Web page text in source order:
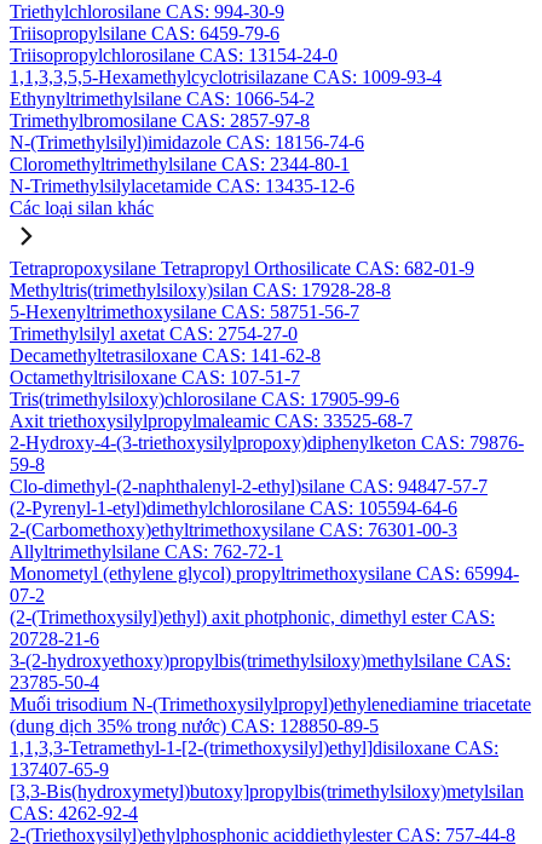
Triethylchlorosilane CAS: 994-30-9
Triisopropylsilane CAS: 6459-79-6
Triisopropylchlorosilane CAS: 13154-24-0
1,1,3,3,5,5-Hexamethylcyclotrisilazane CAS: 1009-93-4
Ethynyltrimethylsilane CAS: 1066-54-2
Trimethylbromosilane CAS: 2857-97-8
N-(Trimethylsilyl)imidazole CAS: 18156-74-6
Cloromethyltrimethylsilane CAS: 2344-80-1
N-Trimethylsilylacetamide CAS: 13435-12-6
Các loại silan khác
Tetrapropoxysilane Tetrapropyl Orthosilicate CAS: 682-01-9
Methyltris(trimethylsiloxy)silan CAS: 17928-28-8
5-Hexenyltrimethoxysilane CAS: 58751-56-7
Trimethylsilyl axetat CAS: 2754-27-0
Decamethyltetrasiloxane CAS: 141-62-8
Octamethyltrisiloxane CAS: 107-51-7
Tris(trimethylsiloxy)chlorosilane CAS: 17905-99-6
Axit triethoxysilylpropylmaleamic CAS: 33525-68-7
2-Hydroxy-4-(3-triethoxysilylpropoxy)diphenylketon CAS: 79876-
59-8
Clo-dimethyl-(2-naphthalenyl-2-ethyl)silane CAS: 94847-57-7
(2-Pyrenyl-1-etyl)dimethylchlorosilane CAS: 105594-64-6
2-(Carbomethoxy)ethyltrimethoxysilane CAS: 76301-00-3
Allyltrimethylsilane CAS: 762-72-1
Monometyl (ethylene glycol) propyltrimethoxysilane CAS: 65994-
07-2
(2-(Trimethoxysilyl)ethyl) axit photphonic, dimethyl ester CAS:
20728-21-6
3-(2-hydroxyethoxy)propylbis(trimethylsiloxy)methylsilane CAS:
23785-50-4
Muối trisodium N-(Trimethoxysilylpropyl)ethylenediamine triacetate
(dung dịch 35% trong nước) CAS: 128850-89-5
1,1,3,3-Tetramethyl-1-[2-(trimethoxysilyl)ethyl]disiloxane CAS:
137407-65-9
[3,3-Bis(hydroxymetyl)butoxy]propylbis(trimethylsiloxy)metylsilan
CAS: 4262-92-4
2-(Triethoxysilyl)ethylphosphonic aciddiethylester CAS: 757-44-8